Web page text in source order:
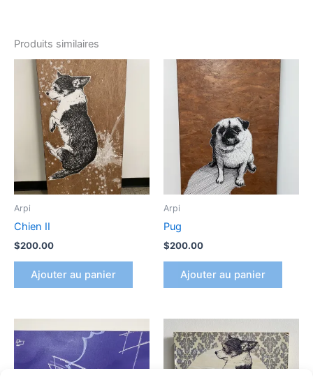
Produits similaires
Arpi
Chien II
$200.00
Ajouter au panier
Arpi
Pug
$200.00
Ajouter au panier